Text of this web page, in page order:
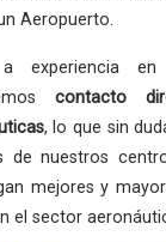
Aeropuerto.
a experiencia
contacto
, lo que sin
de nuestros
mejores y
el sector